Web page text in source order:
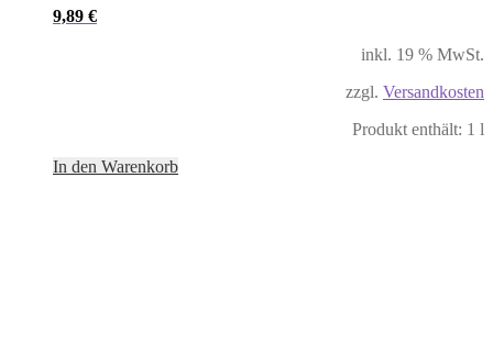
9,89 €
inkl. 19 % MwSt.
zzgl. Versandkosten
Produkt enthält: 1 l
In den Warenkorb